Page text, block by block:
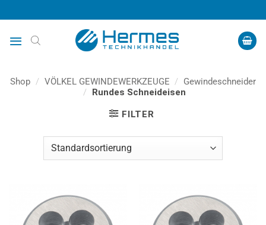
Inhalt
springen
Shop / VÖLKEL GEWINDEWERKZEUGE /
Gewindeschneider
/
Rundes Schneideisen
FILTER